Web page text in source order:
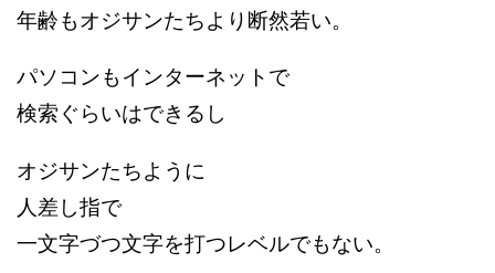
年齢もオジサンたちより断然若い。
パソコンもインターネットで
検索ぐらいはできるし
オジサンたちように
人差し指で
一文字づつ文字を打つレベルでもない。